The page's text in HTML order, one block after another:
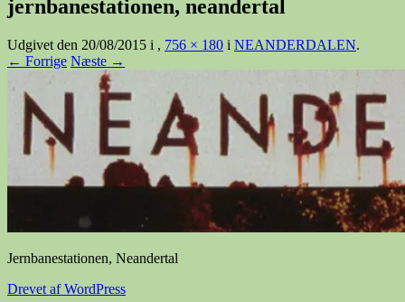
jernbanestationen, neandertal
Udgivet den 20/08/2015 i , 756 × 180 i NEANDERDALEN.
← Forrige Næste →
Jernbanestationen, Neandertal
Drevet af WordPress